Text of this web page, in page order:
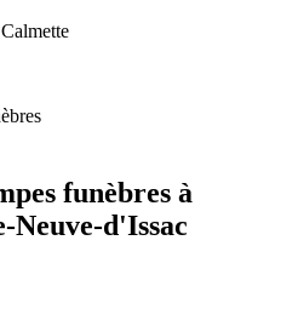
funèbres à
Neuve-d'Issac